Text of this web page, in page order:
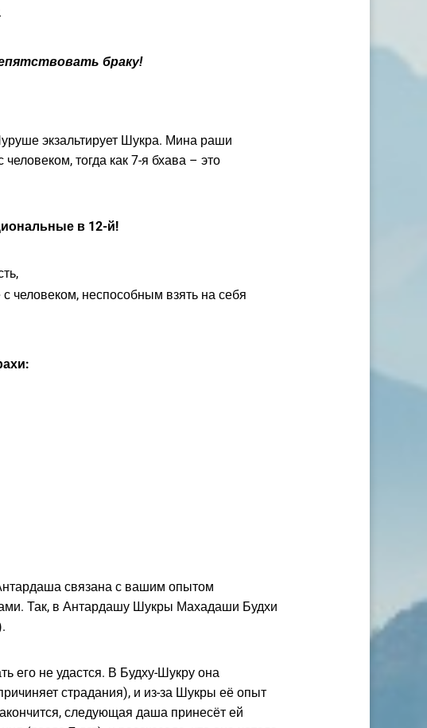
браку!
экзальтирует Шукра. Мина раши
тогда как 7-я бхава – это
в 12-й!
человеком, неспособным взять на себя
связана с вашим опытом
Так, в Антардашу Шукры Махадаши Будхи
его не удастся. В Будху-Шукру она
страдания), и из-за Шукры её опыт
следующая даша принесёт ей